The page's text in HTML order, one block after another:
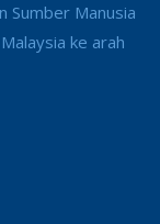
Sumber Manusia
ke arah